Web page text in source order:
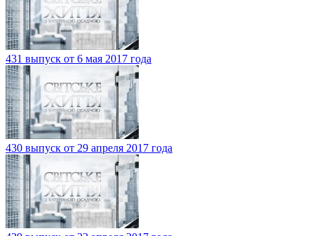
431 выпуск от 6 мая 2017 года
430 выпуск от 29 апреля 2017 года